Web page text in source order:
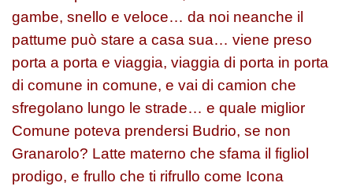
gambe, snello e veloce… da noi neanche il
pattume può stare a casa sua… viene preso
porta a porta e viaggia, viaggia di porta in porta
di comune in comune, e vai di camion che
sfregolano lungo le strade… e quale miglior
Comune poteva prendersi Budrio, se non
Granarolo? Latte materno che sfama il figliol
prodigo, e frullo che ti rifrullo come Icona